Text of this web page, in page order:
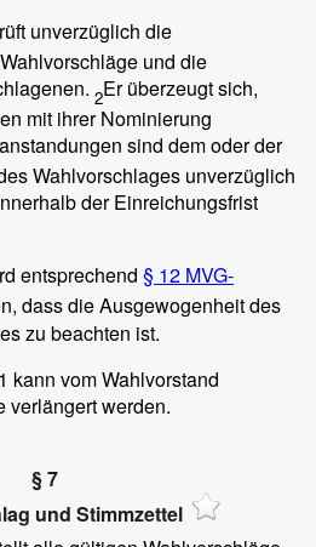
unverzüglich die
und die
2Er überzeugt sich,
mit ihrer Nominierung
sind dem oder der
Wahlvorschlages unverzüglich
der Einreichungsfrist
entsprechend § 12 MVG-
dass die Ausgewogenheit des
zu beachten ist.
kann vom Wahlvorstand
verlängert werden.
§ 7
und Stimmzettel